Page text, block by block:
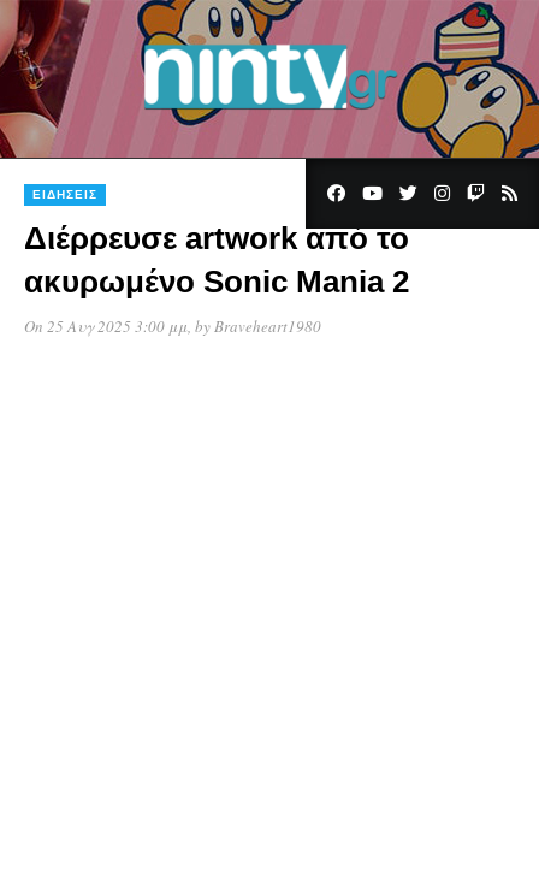
ΕΙΔΉΣΕΙΣ
Διέρρευσε artwork από το
ακυρωμένο Sonic Mania 2
On 25 Αυγ 2025 3:00 μμ, byBraveheart1980